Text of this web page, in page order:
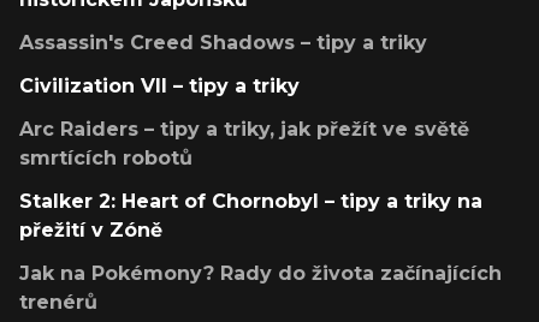
Assassin's Creed Shadows – tipy a triky
Civilization VII – tipy a triky
Arc Raiders – tipy a triky, jak přežít ve světě
smrtících robotů
Stalker 2: Heart of Chornobyl – tipy a triky na
přežití v Zóně
Jak na Pokémony? Rady do života začínajících
trenérů